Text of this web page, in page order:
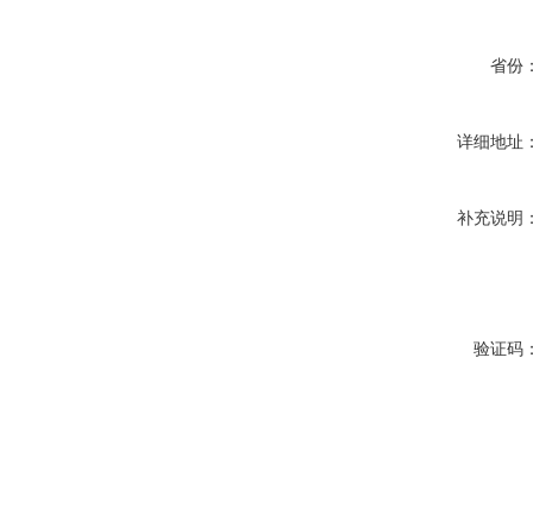
省份
详细地址
补充说明
验证码